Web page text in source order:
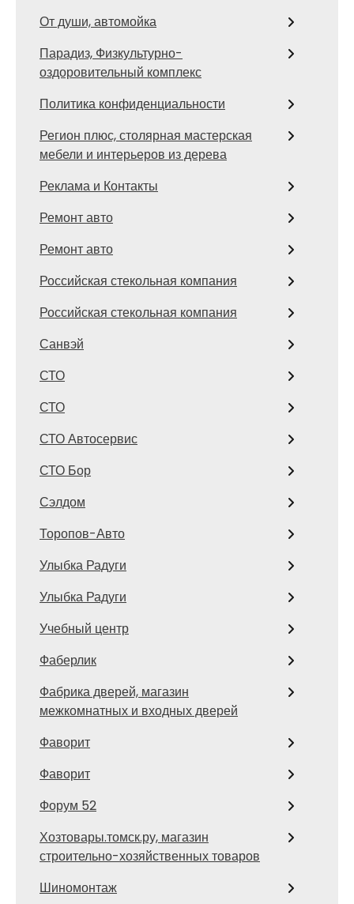
От души, автомойка
Парадиз, Физкультурно-
оздоровительный комплекс
Политика конфиденциальности
Регион плюс, столярная мастерская
мебели и интерьеров из дерева
Реклама и Контакты
Ремонт авто
Ремонт авто
Российская стекольная компания
Российская стекольная компания
Санвэй
СТО
СТО
СТО Автосервис
СТО Бор
Сэлдом
Торопов-Авто
Улыбка Радуги
Улыбка Радуги
Учебный центр
Фаберлик
Фабрика дверей, магазин
межкомнатных и входных дверей
Фаворит
Фаворит
Форум 52
Хозтовары.томск.ру, магазин
строительно-хозяйственных товаров
Шиномонтаж